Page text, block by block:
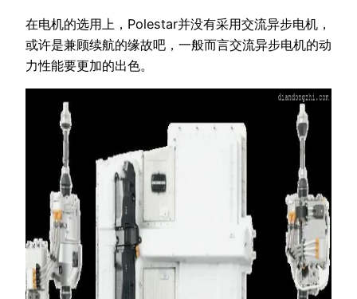
在电机的选用上，Polestar并没有采用交流异步电机，
或许是兼顾续航的缘故吧，一般而言交流异步电机的动
力性能要更加的出色。